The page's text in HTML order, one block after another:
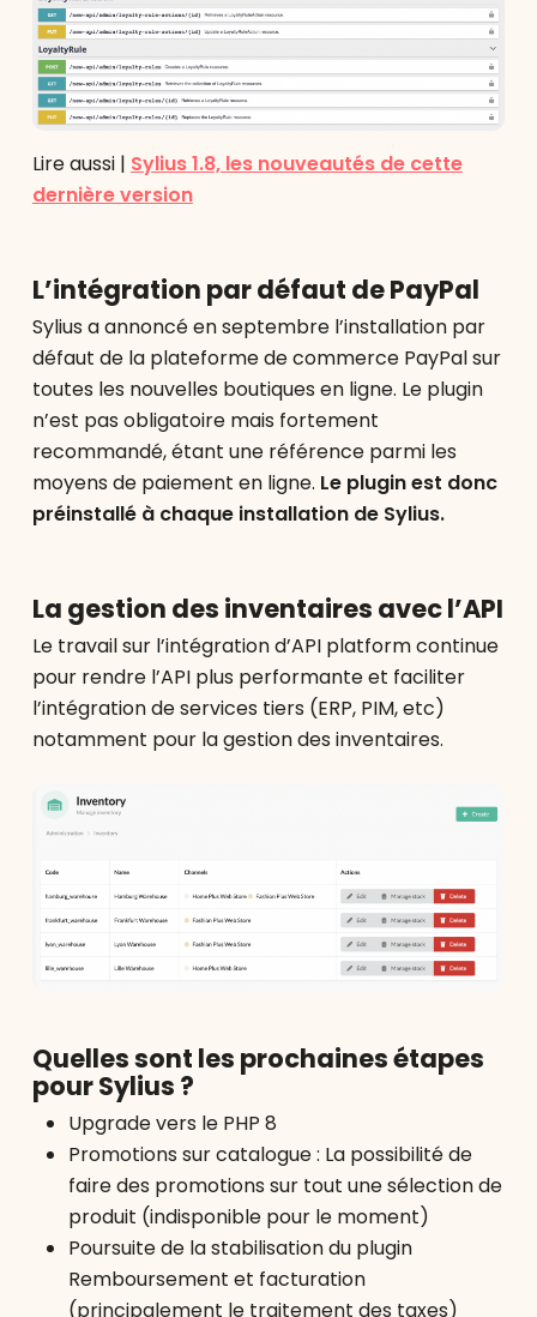
Lire aussi | Sylius 1.8, les nouveautés de cette
dernière version
L’intégration par défaut de PayPal
Sylius a annoncé en septembre l’installation par
défaut de la plateforme de commerce PayPal sur
toutes les nouvelles boutiques en ligne. Le plugin
n’est pas obligatoire mais fortement
recommandé, étant une référence parmi les
moyens de paiement en ligne. Le plugin est donc
préinstallé à chaque installation de Sylius.
La gestion des inventaires avec l’API
Le travail sur l’intégration d’API platform continue
pour rendre l’API plus performante et faciliter
l’intégration de services tiers (ERP, PIM, etc)
notamment pour la gestion des inventaires.
Quelles sont les prochaines étapes
pour Sylius ?
Upgrade vers le PHP 8
Promotions sur catalogue : La possibilité de
faire des promotions sur tout une sélection de
produit (indisponible pour le moment)
Poursuite de la stabilisation du plugin
Remboursement et facturation
(principalement le traitement des taxes)